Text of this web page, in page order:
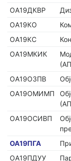
ОА19ДКВР
ОА19КО
ОА19КС
ОА19МКИК
ОА19ОЗПВ
ОА19ОМИМП
ОА19ОСИВП
ОА19ПГА
ОА19ПДУУ